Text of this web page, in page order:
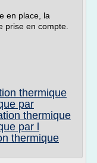
en place, la
prise en compte.
thermique
par
thermique
par l
thermique